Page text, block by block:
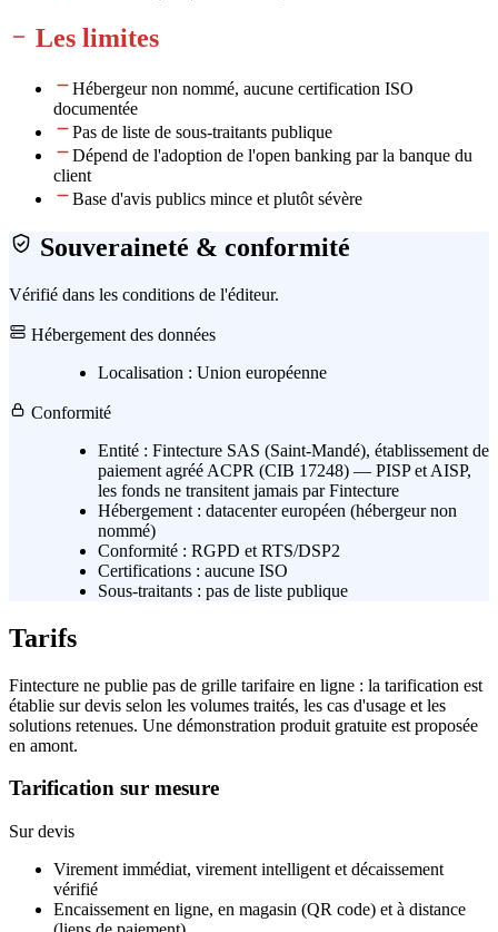
Les limites
Hébergeur non nommé, aucune certification ISO
documentée
Pas de liste de sous-traitants publique
Dépend de l'adoption de l'open banking par la banque du
client
Base d'avis publics mince et plutôt sévère
Souveraineté & conformité
Vérifié dans les conditions de l'éditeur.
Hébergement des données
Localisation : Union européenne
Conformité
Entité : Fintecture SAS (Saint-Mandé), établissement de
paiement agréé ACPR (CIB 17248) — PISP et AISP,
les fonds ne transitent jamais par Fintecture
Hébergement : datacenter européen (hébergeur non
nommé)
Conformité : RGPD et RTS/DSP2
Certifications : aucune ISO
Sous-traitants : pas de liste publique
Tarifs
Fintecture ne publie pas de grille tarifaire en ligne : la tarification est
établie sur devis selon les volumes traités, les cas d'usage et les
solutions retenues. Une démonstration produit gratuite est proposée
en amont.
Tarification sur mesure
Sur devis
Virement immédiat, virement intelligent et décaissement
vérifié
Encaissement en ligne, en magasin (QR code) et à distance